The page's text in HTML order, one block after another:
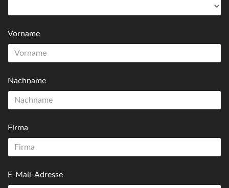
Vorname
Nachname
Firma
E-Mail-Adresse